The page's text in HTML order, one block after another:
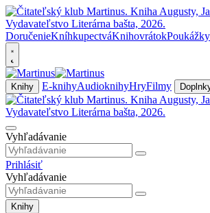
DoručenieKníhkupectváKnihovrátokPoukážky
Knihy E-knihyAudioknihyHryFilmy
Vyhľadávanie
Prihlásiť
Vyhľadávanie
Knihy